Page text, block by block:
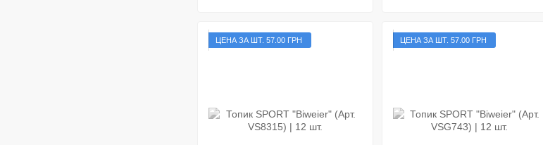
ЦЕНА ЗА ШТ. 57.00 ГРН ЦЕНА ЗА ШТ. 57.00 ГРН